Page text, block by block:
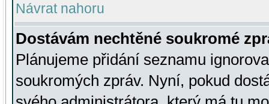
Návrat nahoru
Dostávám nechtěné soukromé
Plánujeme přidání seznamu
soukromých zpráv. Nyní, pokud